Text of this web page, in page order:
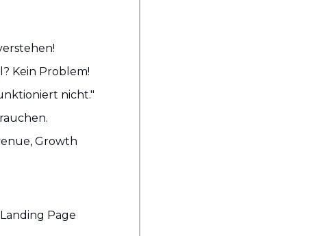
Kein Problem!
nicht."
Growth
Page